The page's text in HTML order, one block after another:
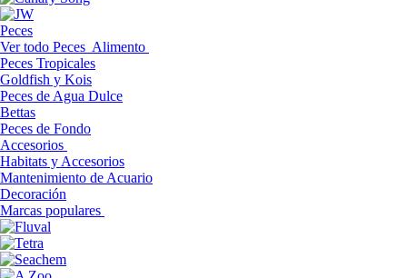
Peces
Ver todo Peces Alimento
Peces Tropicales
Goldfish y Kois
Peces de Agua Dulce
Bettas
Peces de Fondo
Accesorios
Habitats y Accesorios
Mantenimiento de Acuario
Decoración
Marcas populares